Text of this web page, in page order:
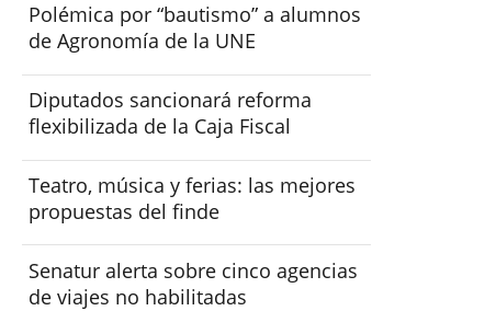
Polémica por “bautismo” a alumnos
de Agronomía de la UNE
Diputados sancionará reforma
flexibilizada de la Caja Fiscal
Teatro, música y ferias: las mejores
propuestas del finde
Senatur alerta sobre cinco agencias
de viajes no habilitadas